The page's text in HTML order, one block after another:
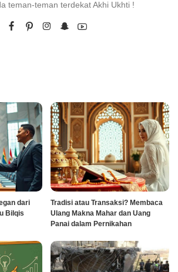
teman-teman terdekat Akhi Ukhti !
dari
Bilqis
Tradisi atau Transaksi? Membaca
Ulang Makna Mahar dan Uang
Panai dalam Pernikahan